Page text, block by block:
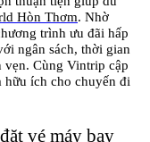
Hòn Thơm. Nhờ
trình ưu đãi hấp
ngân sách, thời gian
vẹn. Cùng Vintrip cập
hữu ích cho chuyến đi
vé máy bay